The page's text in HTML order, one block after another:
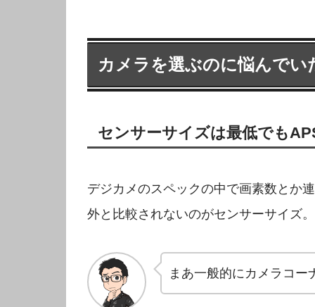
カメラを選ぶのに悩んでい
センサーサイズは最低でも
デジカメのスペックの中で画素数とか
外と比較されないのがセンサーサイズ。
まあ一般的にカメラコー